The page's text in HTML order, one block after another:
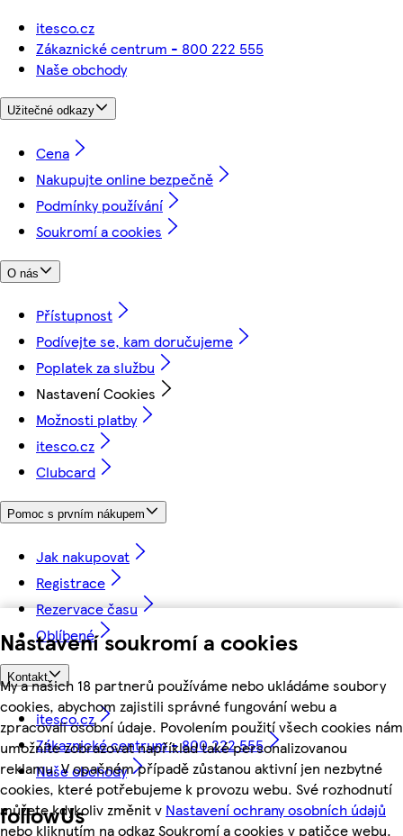
Nastavení soukromí a cookies
My a našich 18 partnerů používáme nebo ukládáme soubory
cookies, abychom zajistili správné fungování webu a
zpracovali osobní údaje. Povolením použití všech cookies nám
umožníte zobrazovat například také personalizovanou
reklamu. V opačném případě zůstanou aktivní jen nezbytné
cookies, které potřebujeme k provozu webu. Své rozhodnutí
můžete kdykoliv změnit v Nastavení ochrany osobních údajů
nebo kliknutím na odkaz Soukromí a cookies v patičce webu.
itesco.cz
Zákaznické centrum - 800 222 555
Naše obchody
Užitečné odkazy
Cena
Nakupujte online bezpečně
Podmínky používání
Soukromí a cookies
O nás
Přístupnost
Podívejte se, kam doručujeme
Poplatek za službu
Nastavení Cookies
Možnosti platby
itesco.cz
Clubcard
Pomoc s prvním nákupem
Jak nakupovat
Registrace
Rezervace času
Oblíbené
Kontakt
itesco.cz
Zákaznické centrum - 800 222 555
Naše obchody
followUs